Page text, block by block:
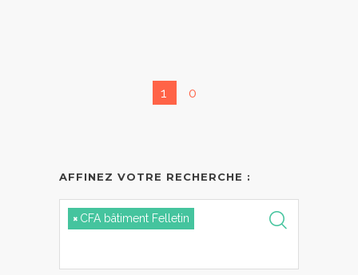
1 0
AFFINEZ VOTRE RECHERCHE :
× CFA bâtiment Felletin